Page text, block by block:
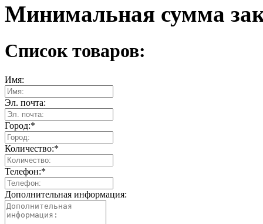
Минимальная сумма
Список товаров:
Имя:
Эл. почта:
Город:*
Количество:*
Телефон:*
Дополнительная информация: